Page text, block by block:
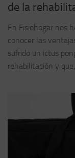
de la
En Fisiohogar nos
conocer las
sufrido un ictus
rehabilitación y